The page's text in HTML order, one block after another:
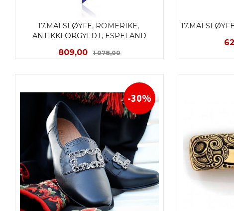
17.MAI SLØYFE, ROMERIKE,
ANTIKKFORGYLDT, ESPELAND
Tilbud
809,00 1 078,00Rabatt
17.MAI
-30%